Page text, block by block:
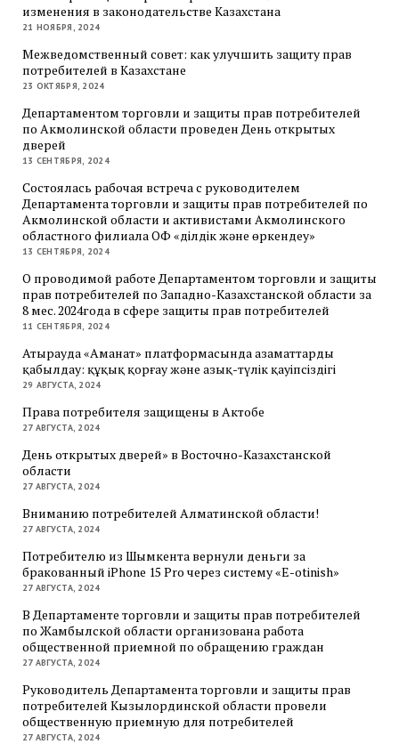
изменения в законодательстве Казахстана
21 НОЯБРЯ, 2024
Межведомственный совет: как улучшить защиту прав
потребителей в Казахстане
23 ОКТЯБРЯ, 2024
Департаментом торговли и защиты прав потребителей
по Акмолинской области проведен День открытых
дверей
13 СЕНТЯБРЯ, 2024
Состоялась рабочая встреча с руководителем
Департамента торговли и защиты прав потребителей по
Акмолинской области и активистами Акмолинского
областного филиала ОФ «Әділдік және өркендеу»
13 СЕНТЯБРЯ, 2024
О проводимой работе Департаментом торговли и защиты
прав потребителей по Западно-Казахстанской области за
8 мес. 2024года в сфере защиты прав потребителей
11 СЕНТЯБРЯ, 2024
Атырауда «Аманат» платформасында азаматтарды
қабылдау: құқық қорғау және азық-түлік қауіпсіздігі
29 АВГУСТА, 2024
Права потребителя защищены в Актобе
27 АВГУСТА, 2024
День открытых дверей» в Восточно-Казахстанской
области
27 АВГУСТА, 2024
Вниманию потребителей Алматинской области!
27 АВГУСТА, 2024
Потребителю из Шымкента вернули деньги за
бракованный iPhone 15 Pro через систему «E-otinish»
27 АВГУСТА, 2024
В Департаменте торговли и защиты прав потребителей
по Жамбылской области организована работа
общественной приемной по обращению граждан
27 АВГУСТА, 2024
Руководитель Департамента торговли и защиты прав
потребителей Кызылординской области провели
общественную приемную для потребителей
27 АВГУСТА, 2024